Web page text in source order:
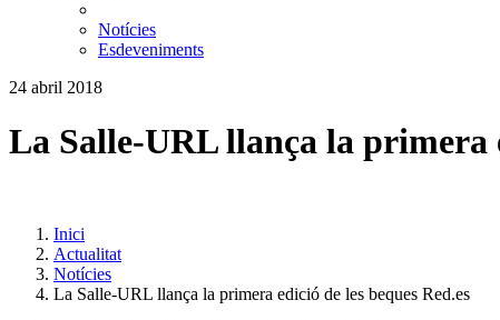
Notícies
Esdeveniments
24 abril 2018
La Salle-URL llança la primera
Inici
Actualitat
Notícies
La Salle-URL llança la primera edició de les beques Red.es